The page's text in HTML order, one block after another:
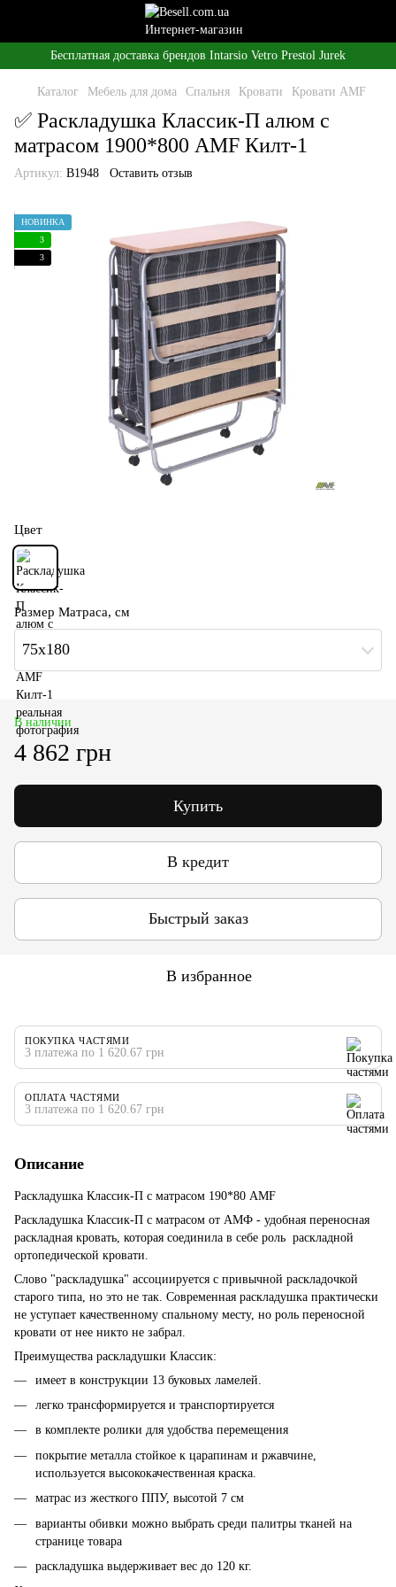
Бесплатная доставка брендов Intarsio Vetro Prestol Jurek
Каталог Мебель для дома Спальня Кровати Кровати AMF
✅ Раскладушка Классик-П алюм с
матрасом 1900*800 AMF Килт-1
Артикул: B1948 Оставить отзыв
НОВИНКА
3
3
Цвет
Размер Матраса, см
75х180
В наличии
4 862 грн
Купить
В кредит
Быстрый заказ
В избранное
ПОКУПКА ЧАСТЯМИ
3 платежа по 1 620.67 грн
ОПЛАТА ЧАСТЯМИ
3 платежа по 1 620.67 грн
Описание
Раскладушка Классик-П с матрасом 190*80 AMF
Раскладушка Классик-П с матрасом от АМФ - удобная переносная
раскладная кровать, которая соединила в себе роль раскладной
ортопедической кровати.
Слово "раскладушка" ассоциируется с привычной раскладочкой
старого типа, но это не так. Современная раскладушка практически
не уступает качественному спальному месту, но роль переносной
кровати от нее никто не забрал.
Преимущества раскладушки Классик:
имеет в конструкции 13 буковых ламелей.
легко трансформируется и транспортируется
в комплекте ролики для удобства перемещения
покрытие металла стойкое к царапинам и ржавчине,
используется высококачественная краска.
матрас из жесткого ППУ, высотой 7 cм
варианты обивки можно выбрать среди палитры тканей на
странице товара
раскладушка выдерживает вес до 120 кг.